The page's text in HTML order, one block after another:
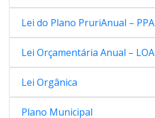
Lei do Plano PruriAnual – PPA
Lei Orçamentária Anual – LOA
Lei Orgânica
Plano Municipal